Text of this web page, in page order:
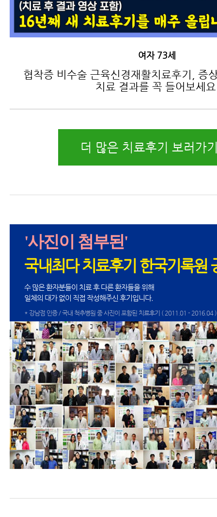
여자 73세
협착증 비수술 근육신경재활치료후기, 증
치료 결과를 꼭 들어보세요
더 많은 치료후기 보러가
'사진이 첨부된'
국내최다 치료후기 한국기록원
수 많은 환자분들이 치료 후 다른 환자들을 위해
일체의 대가 없이 직접 작성해주신 후기입니다.
* 강남점 인증 / 국내 척추병원 중 사진이 포함된 치료후기 ( 2011.01 - 2016.04 )